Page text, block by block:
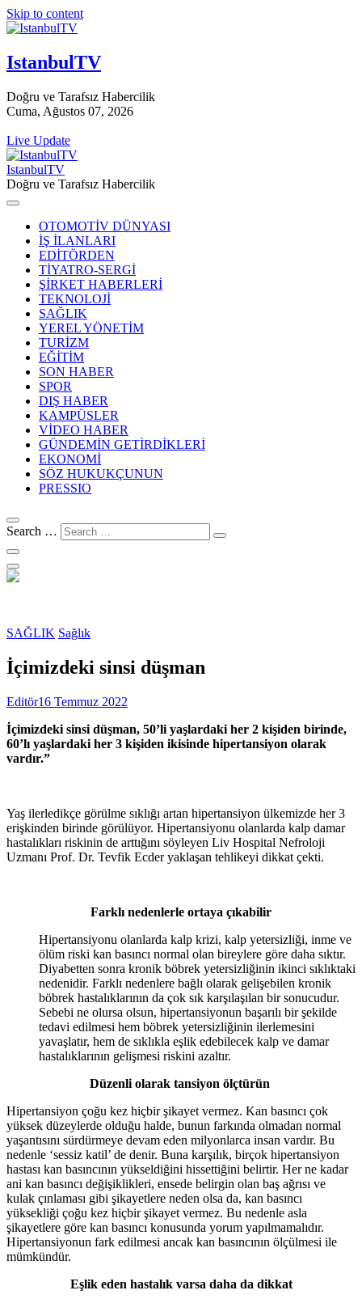
Skip to content
IstanbulTV
Doğru ve Tarafsız Habercilik
Cuma, Ağustos 07, 2026
Live Update
IstanbulTV
Doğru ve Tarafsız Habercilik
OTOMOTİV DÜNYASI
İŞ İLANLARI
EDİTÖRDEN
TİYATRO-SERGİ
ŞİRKET HABERLERİ
TEKNOLOJİ
SAĞLIK
YEREL YÖNETİM
TURİZM
EĞİTİM
SON HABER
SPOR
DIŞ HABER
KAMPÜSLER
VİDEO HABER
GÜNDEMİN GETİRDİKLERİ
EKONOMİ
SÖZ HUKUKÇUNUN
PRESSIO
Search …
SAĞLIK Sağlık
İçimizdeki sinsi düşman
Editör16 Temmuz 2022
İçimizdeki sinsi düşman, 50’li yaşlardaki her 2 kişiden birinde,
60’lı yaşlardaki her 3 kişiden ikisinde hipertansiyon olarak
vardır.”
Yaş ilerledikçe görülme sıklığı artan hipertansiyon ülkemizde her 3
erişkinden birinde görülüyor. Hipertansiyonu olanlarda kalp damar
hastalıkları riskinin de arttığını söyleyen Liv Hospital Nefroloji
Uzmanı Prof. Dr. Tevfik Ecder yaklaşan tehlikeyi dikkat çekti.
Farklı nedenlerle ortaya çıkabilir
Hipertansiyonu olanlarda kalp krizi, kalp yetersizliği, inme ve
ölüm riski kan basıncı normal olan bireylere göre daha sıktır.
Diyabetten sonra kronik böbrek yetersizliğinin ikinci sıklıktaki
nedenidir. Farklı nedenlere bağlı olarak gelişebilen kronik
böbrek hastalıklarının da çok sık karşılaşılan bir sonucudur.
Sebebi ne olursa olsun, hipertansiyonun başarılı bir şekilde
tedavi edilmesi hem böbrek yetersizliğinin ilerlemesini
yavaşlatır, hem de sıklıkla eşlik edebilecek kalp ve damar
hastalıklarının gelişmesi riskini azaltır.
Düzenli olarak tansiyon ölçtürün
Hipertansiyon çoğu kez hiçbir şikayet vermez. Kan basıncı çok
yüksek düzeylerde olduğu halde, bunun farkında olmadan normal
yaşantısını sürdürmeye devam eden milyonlarca insan vardır. Bu
nedenle ‘sessiz katil’ de denir. Buna karşılık, birçok hipertansiyon
hastası kan basıncının yükseldiğini hissettiğini belirtir. Her ne kadar
ani kan basıncı değişiklikleri, ensede belirgin olan baş ağrısı ve
kulak çınlaması gibi şikayetlere neden olsa da, kan basıncı
yüksekliği çoğu kez hiçbir şikayet vermez. Bu nedenle asla
şikayetlere göre kan basıncı konusunda yorum yapılmamalıdır.
Hipertansiyonun fark edilmesi ancak kan basıncının ölçülmesi ile
mümkündür.
Eşlik eden hastalık varsa daha da dikkat